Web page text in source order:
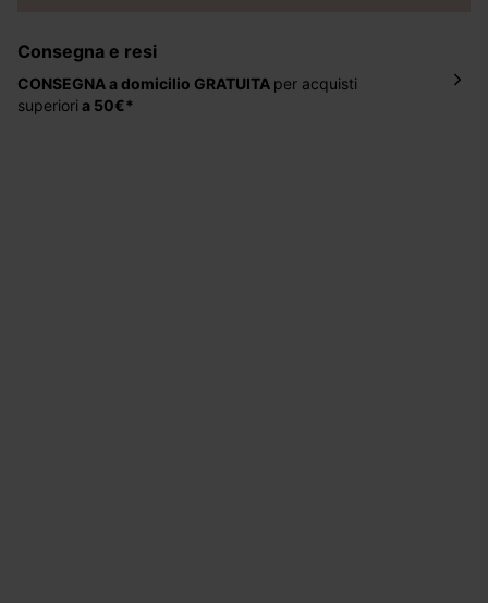
Consegna e resi
CONSEGNA a domicilio GRATUITA per acquisti
superiori a 50€*